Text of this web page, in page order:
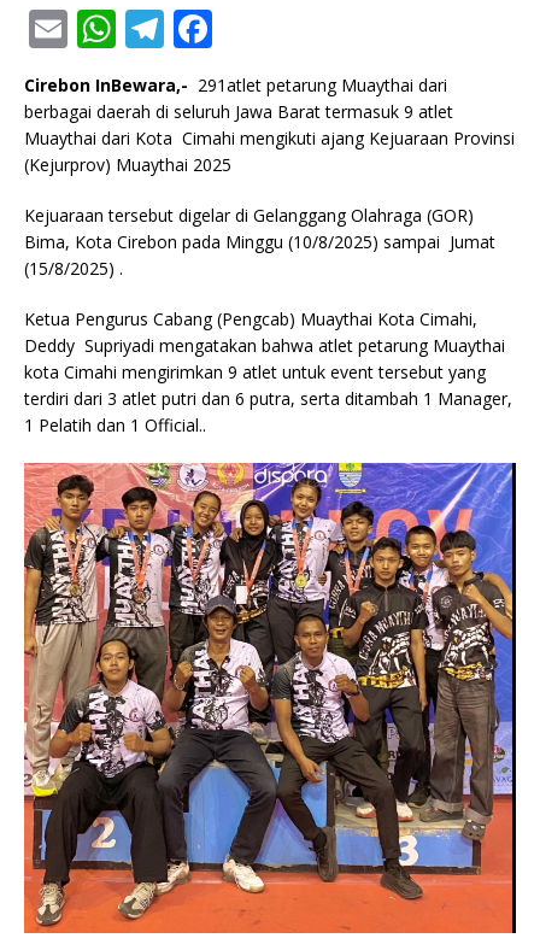
E
m
ai
l
W
h
at
s
A
p
p
T
e
g
ra
m
a
c
e
b
o
o
Cirebon InBewara,- 291atlet petarung Muaythai dari
berbagai daerah di seluruh Jawa Barat termasuk 9 atlet
Muaythai dari Kota Cimahi mengikuti ajang Kejuaraan Provinsi
(Kejurprov) Muaythai 2025
Kejuaraan tersebut digelar di Gelanggang Olahraga (GOR)
Bima, Kota Cirebon pada Minggu (10/8/2025) sampai Jumat
(15/8/2025) .
Ketua Pengurus Cabang (Pengcab) Muaythai Kota Cimahi,
Deddy Supriyadi mengatakan bahwa atlet petarung Muaythai
kota Cimahi mengirimkan 9 atlet untuk event tersebut yang
terdiri dari 3 atlet putri dan 6 putra, serta ditambah 1 Manager,
1 Pelatih dan 1 Official..